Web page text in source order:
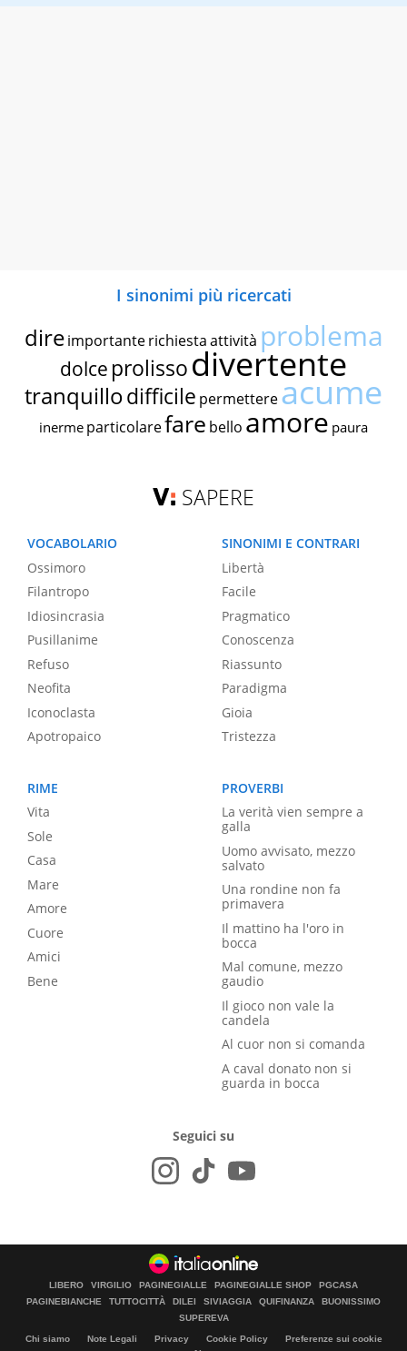
I sinonimi più ricercati
dire importante richiestaattività problema
dolce prolissodivertente
tranquillodifficile permettereacume
inerme particolarefare bello amore paura
SAPERE
VOCABOLARIO
Ossimoro
Filantropo
Idiosincrasia
Pusillanime
Refuso
Neofita
Iconoclasta
Apotropaico
SINONIMI E CONTRARI
Libertà
Facile
Pragmatico
Conoscenza
Riassunto
Paradigma
Gioia
Tristezza
RIME
Vita
Sole
Casa
Mare
Amore
Cuore
Amici
Bene
PROVERBI
La verità vien sempre a
galla
Uomo avvisato, mezzo
salvato
Una rondine non fa
primavera
Il mattino ha l'oro in
bocca
Mal comune, mezzo
gaudio
Il gioco non vale la
candela
Al cuor non si comanda
A caval donato non si
guarda in bocca
Seguici su
LIBERO VIRGILIO PAGINEGIALLE PAGINEGIALLE SHOP
PGCASA
PAGINEBIANCHE
TUTTOCITTÀ DILEI SIVIAGGIA QUIFINANZA
BUONISSIMO
SUPEREVA
Chi siamo Note Legali Privacy Cookie Policy
Preferenze sui cookie